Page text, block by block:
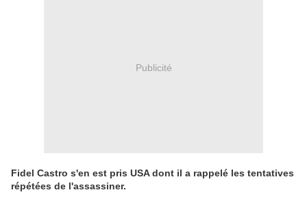
Publicité
Fidel Castro s'en est pris USA dont il a rappelé les tentatives
répétées de l'assassiner.